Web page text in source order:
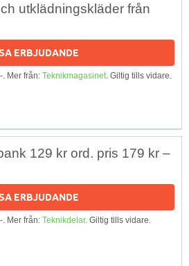
utklädningskläder från
ERBJUDANDE
. Mer från: Teknikmagasinet. Giltig tills vidare.
129 kr ord. pris 179 kr –
ERBJUDANDE
. Mer från: Teknikdelar. Giltig tills vidare.